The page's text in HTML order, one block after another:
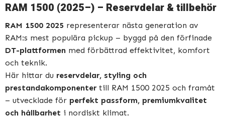
RAM 1500 (2025–) – Reservdelar & tillbehör
RAM 1500 2025 representerar nästa generation av
RAM:s mest populära pickup – byggd på den förfinade
DT-plattformen med förbättrad effektivitet, komfort
och teknik.
Här hittar du reservdelar, styling och
prestandakomponenter till RAM 1500 2025 och framåt
– utvecklade för perfekt passform, premiumkvalitet
och hållbarhet i nordiskt klimat.